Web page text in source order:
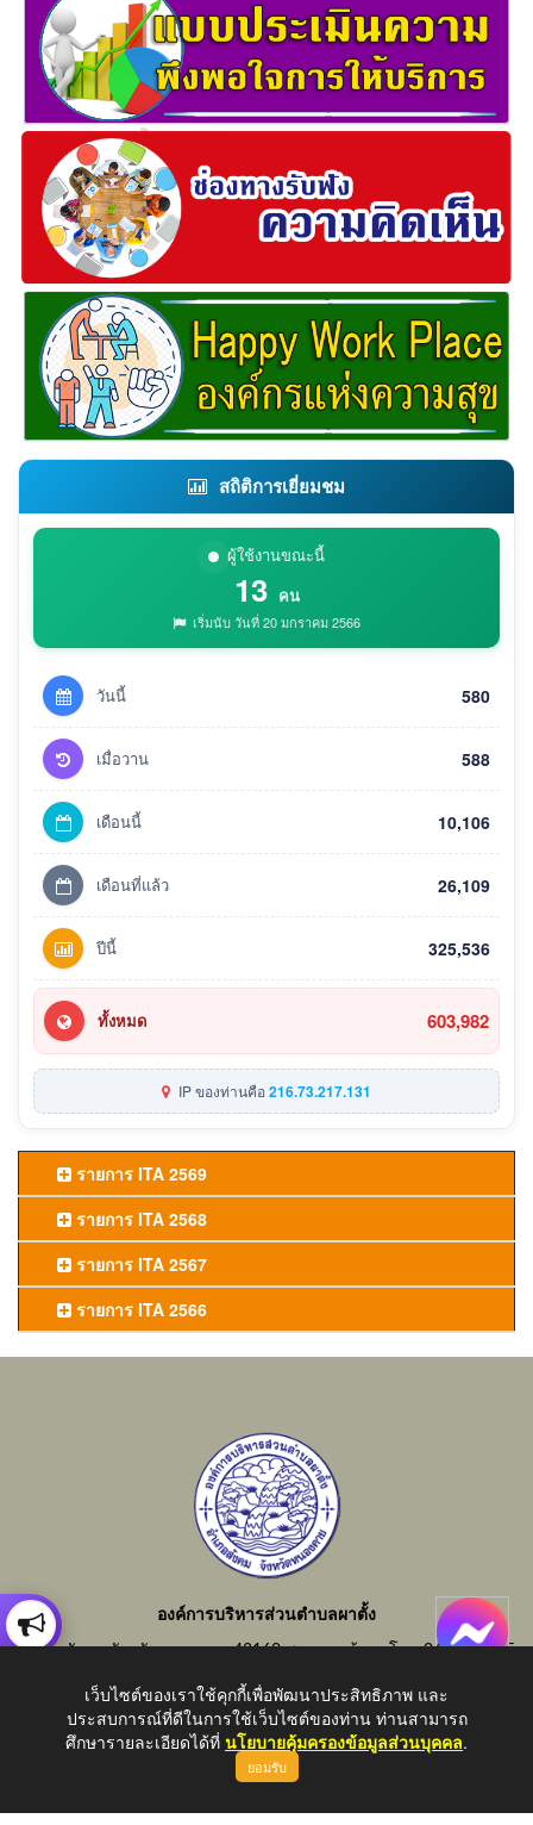
สถิติการเยี่ยมชม
ผู้ใช้งานขณะนี้
13 คน
เริ่มนับ วันที่ 20 มกราคม 2566
วันนี้ 580
เมื่อวาน 588
เดือนนี้ 10,106
เดือนที่แล้ว 26,109
ปีนี้ 325,536
ทั้งหมด 603,982
IP ของท่านคือ216.73.217.131
รายการ ITA 2569
รายการ ITA 2568
รายการ ITA 2567
รายการ ITA 2566
องค์การบริหารส่วนตำบลผาตั้ง
อำเภอสังคม จังหวัดหนองคาย 43160 สอบถามข้อมูลโทร 042-414855
อีเมลกลาง : saraban_06430805@dla.go.th
เว็บไซต์ของเราใช้คุกกี้เพื่อพัฒนาประสิทธิภาพ และ
ประสบการณ์ที่ดีในการใช้เว็บไซต์ของท่าน ท่านสามารถ
ศึกษารายละเอียดได้ที่ นโยบายคุ้มครองข้อมูลส่วนบุคคล.
ยอมรับ